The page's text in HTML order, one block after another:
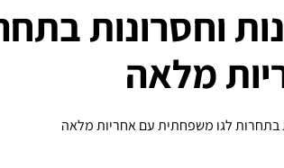
וחסרונות
מלאה
בתחרות לגו משפחתית עם אחריות מלאה